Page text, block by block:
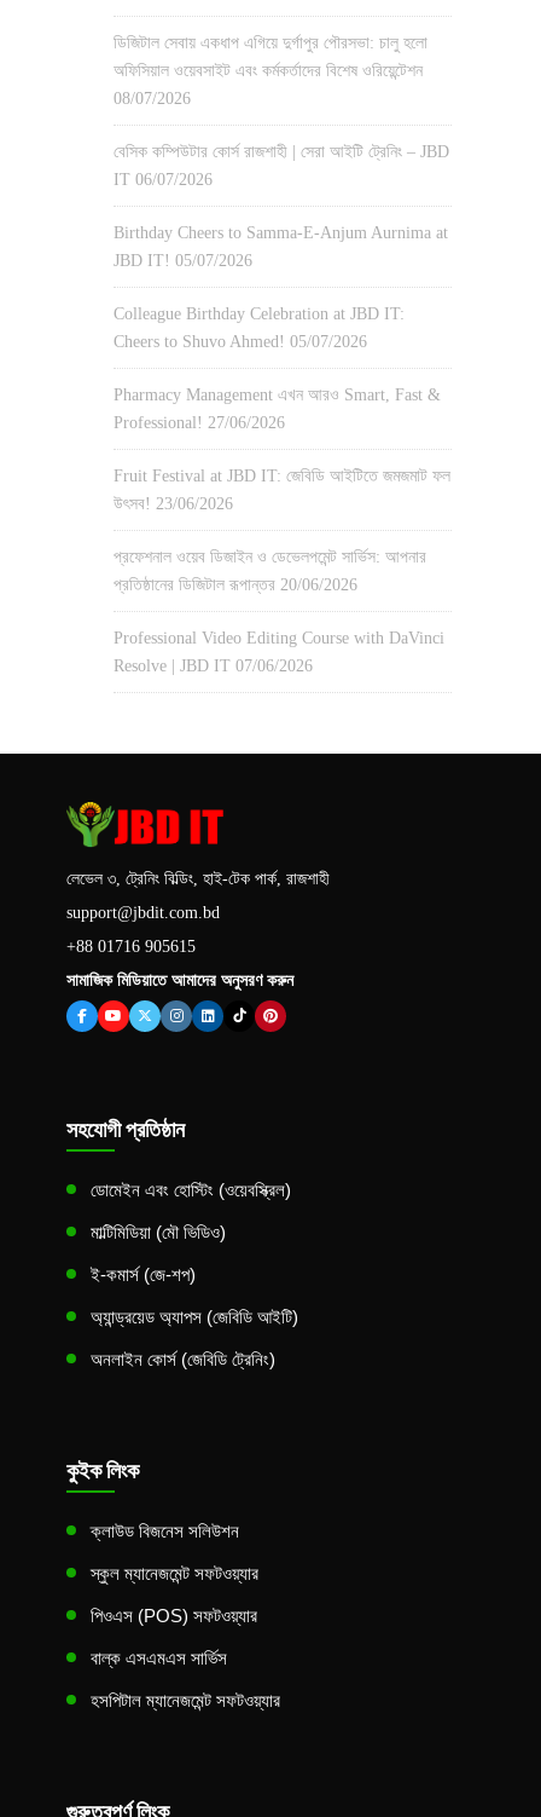
ডিজিটাল সেবায় একধাপ এগিয়ে দুর্গাপুর পৌরসভা: চালু হলো
অফিসিয়াল ওয়েবসাইট এবং কর্মকর্তাদের বিশেষ ওরিয়েন্টেশন
08/07/2026
বেসিক কম্পিউটার কোর্স রাজশাহী | সেরা আইটি ট্রেনিং – JBD
IT 06/07/2026
Birthday Cheers to Samma-E-Anjum Aurnima at
JBD IT! 05/07/2026
Colleague Birthday Celebration at JBD IT:
Cheers to Shuvo Ahmed! 05/07/2026
Pharmacy Management এখন আরও Smart, Fast &
Professional! 27/06/2026
Fruit Festival at JBD IT: জেবিডি আইটিতে জমজমাট ফল
উৎসব! 23/06/2026
প্রফেশনাল ওয়েব ডিজাইন ও ডেভেলপমেন্ট সার্ভিস: আপনার
প্রতিষ্ঠানের ডিজিটাল রূপান্তর 20/06/2026
Professional Video Editing Course with DaVinci
Resolve | JBD IT 07/06/2026
লেভেল ৩, ট্রেনিং বিল্ডিং, হাই-টেক পার্ক, রাজশাহী
support@jbdit.com.bd
+88 01716 905615
সামাজিক মিডিয়াতে আমাদের অনুসরণ করুন
সহযোগী প্রতিষ্ঠান
ডোমেইন এবং হোস্টিং (ওয়েবস্ক্রিল)
মাল্টিমিডিয়া (মৌ ভিডিও)
ই-কমার্স (জে-শপ)
অ্যান্ড্রয়েড অ্যাপস (জেবিডি আইটি)
অনলাইন কোর্স (জেবিডি ট্রেনিং)
কুইক লিংক
ক্লাউড বিজনেস সলিউশন
স্কুল ম্যানেজমেন্ট সফটওয়্যার
পিওএস (POS) সফটওয়্যার
বাল্ক এসএমএস সার্ভিস
হসপিটাল ম্যানেজমেন্ট সফটওয়্যার
গুরুত্বপূর্ণ লিংক